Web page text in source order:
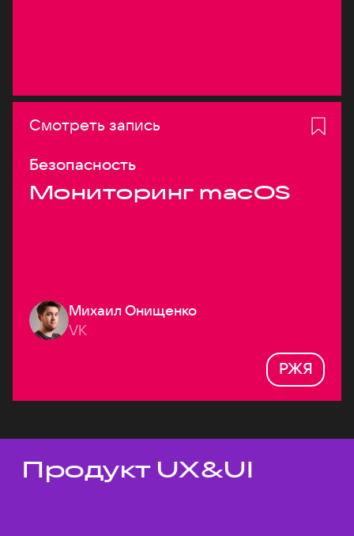
Смотреть запись
Безопасность
Мониторинг macOS
Михаил Онищенко
VK
РЖЯ
Темы докладов
Продукт UX&UI